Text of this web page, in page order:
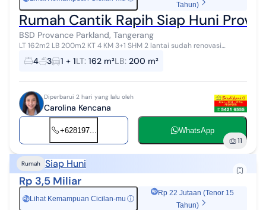
Tahun)
Rumah Cantik Rapih Siap Huni
BSD Provance Parkland, Tangerang
LT 162m2 LB 200m2 KT 4 KM 3+1 SHM 2 lantai sudah renovasi
tambahn bangunan hadap selatan agak ke timur sedikit lokasi
sudah hidup, sangat strategis...
4 3 1 + 1LT: 162 m²LB: 200 m²
Diperbarui 2 hari yang lalu oleh
Carolina Kencana
+628197... WhatsApp
11
Rumah Siap Huni
Rp 3,5 Miliar
Rp Lihat Kemampuan Cicilan-mu ⓘ
Rp 22 Jutaan (Tenor 15
Tahun)